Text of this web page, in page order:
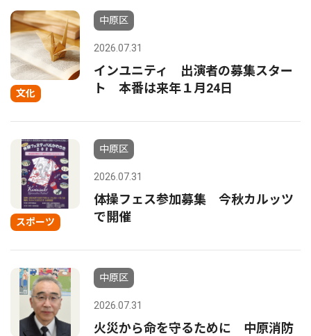
文化
中原区
2026.07.31
インユニティ 出演者の募集スター
ト 本番は来年１月24日
スポーツ
中原区
2026.07.31
体操フェス参加募集 今秋カルッツ
で開催
中原区
2026.07.31
火災から命を守るために 中原消防